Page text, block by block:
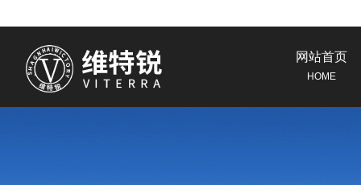
网站首页
HOME